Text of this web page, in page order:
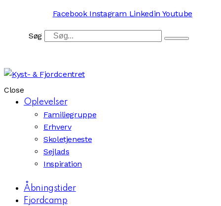
Facebook Instagram Linkedin Youtube
Søg
Close
Oplevelser
Familiegruppe
Erhverv
Skoletjeneste
Sejlads
Inspiration
Åbningstider
Fjordcamp